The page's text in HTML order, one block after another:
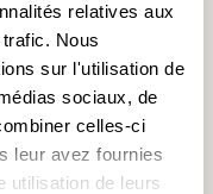
relatives aux
Nous
sur l'utilisation de
sociaux, de
celles-ci
leur avez fournies
utilisation de leurs
données personnelles